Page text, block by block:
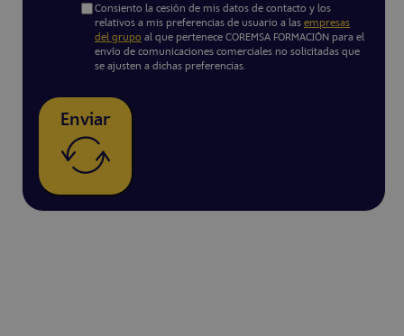
Consiento la cesión de mis datos de contacto y los
relativos a mis preferencias de usuario a las empresas
del grupo al que pertenece COREMSA FORMACIÓN para el
envío de comunicaciones comerciales no solicitadas que
se ajusten a dichas preferencias.
Enviar